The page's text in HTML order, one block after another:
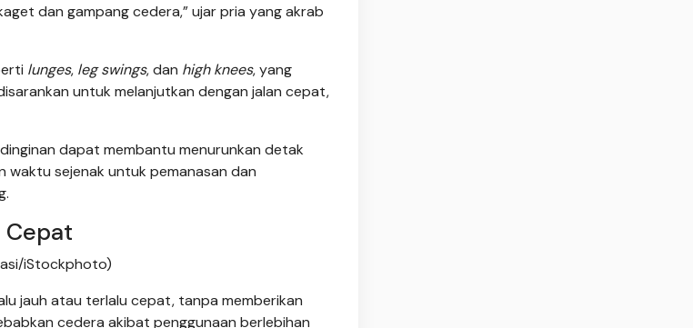
dan gampang cedera,” ujar pria yang akrab
lunges, leg swings, dan high knees, yang
untuk melanjutkan dengan jalan cepat,
dapat membantu menurunkan detak
sejenak untuk pemanasan dan
Cepat
iStockphoto)
jauh atau terlalu cepat, tanpa memberikan
cedera akibat penggunaan berlebihan